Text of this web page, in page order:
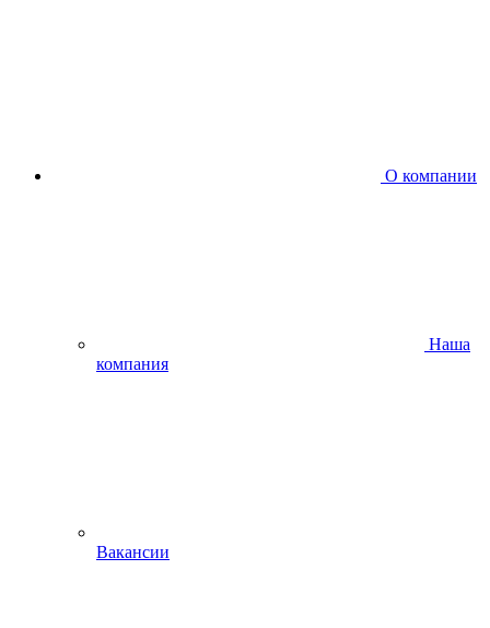
О компании
Наша
компания
Вакансии